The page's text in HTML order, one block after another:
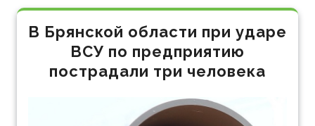
В Брянской области при ударе
ВСУ по предприятию
пострадали три человека